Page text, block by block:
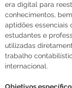
era digital para
conhecimentos,
aptidões essenciais
estudantes e
utilizadas
trabalho
internacional.